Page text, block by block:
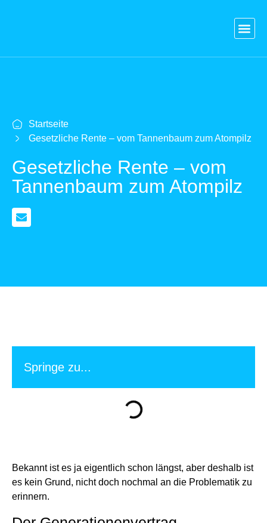
Startseite
Gesetzliche Rente – vom Tannenbaum zum Atompilz
Gesetzliche Rente – vom
Tannenbaum zum Atompilz
Springe zu...
Bekannt ist es ja eigentlich schon längst, aber deshalb ist
es kein Grund, nicht doch nochmal an die Problematik zu
erinnern.